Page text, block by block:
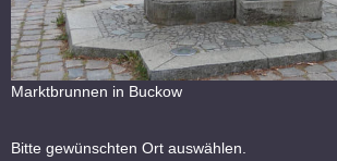
Marktbrunnen in Buckow
Bitte gewünschten Ort auswählen.